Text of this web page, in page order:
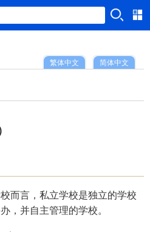
简体中文
繁体中文
而言，私立学校是独立的学校
，并自主管理的学校。